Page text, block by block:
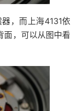
，而上海4131依
面，可以从图中看